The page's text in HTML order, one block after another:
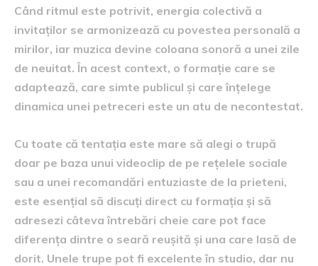
Când ritmul este potrivit, energia colectivă a
invitaților se armonizează cu povestea personală a
mirilor, iar muzica devine coloana sonoră a unei zile
de neuitat. În acest context, o formație care se
adaptează, care simte publicul și care înțelege
dinamica unei petreceri este un atu de necontestat.
Cu toate că tentația este mare să alegi o trupă
doar pe baza unui videoclip de pe rețelele sociale
sau a unei recomandări entuziaste de la prieteni,
este esențial să discuți direct cu formația și să
adresezi câteva întrebări cheie care pot face
diferența dintre o seară reușită și una care lasă de
dorit. Unele trupe pot fi excelente în studio, dar nu